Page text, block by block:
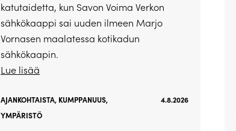
katutaidetta, kun Savon Voima Verkon
sähkökaappi sai uuden ilmeen Marjo
Vornasen maalatessa kotikadun
sähkökaapin.
Lue lisää
AJANKOHTAISTA, KUMPPANUUS,
YMPÄRISTÖ
4.8.2026